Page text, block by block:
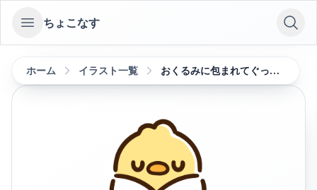
Open sidebar
ちょこなす
ホーム イラスト一覧 おくるみに包まれてぐっすり眠るひよこ